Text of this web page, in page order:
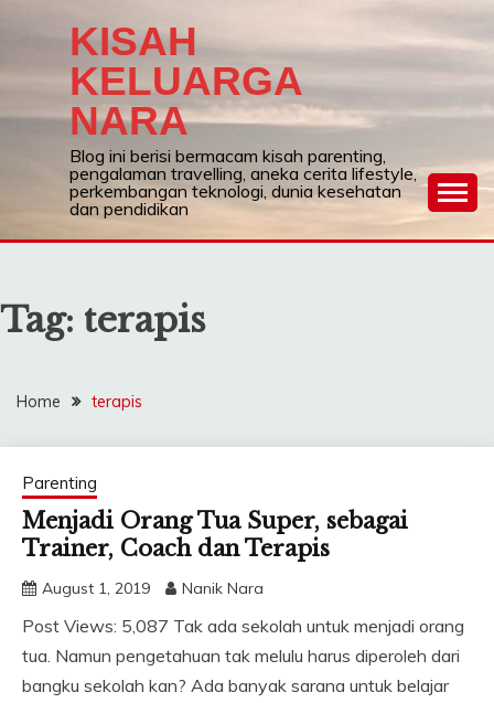
KISAH
KELUARGA
NARA
Blog ini berisi bermacam kisah parenting,
pengalaman travelling, aneka cerita lifestyle,
perkembangan teknologi, dunia kesehatan
dan pendidikan
Tag: terapis
Home terapis
Parenting
Menjadi Orang Tua Super, sebagai
Trainer, Coach dan Terapis
August 1, 2019 Nanik Nara
Post Views: 5,087 Tak ada sekolah untuk menjadi orang
tua. Namun pengetahuan tak melulu harus diperoleh dari
bangku sekolah kan? Ada banyak sarana untuk belajar